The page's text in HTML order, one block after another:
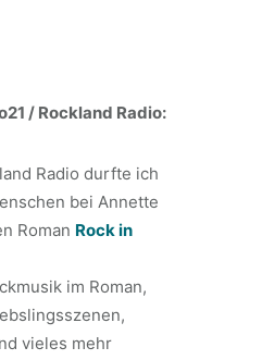
/ Rockland Radio:
Radio durfte ich
bei Annette
Roman Rock in
im Roman,
vieles mehr